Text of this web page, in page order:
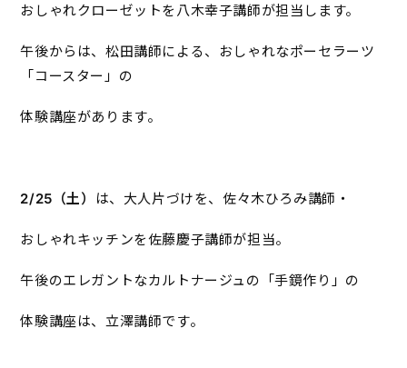
おしゃれクローゼットを八木幸子講師が担当します。
午後からは、松田講師による、おしゃれなポーセラーツ
「コースター」の
体験講座があります。
2/25 （土） は、大人片づけを、佐々木ひろみ講師・
おしゃれキッチンを佐藤慶子講師が担当。
午後のエレガントなカルトナージュの「手鏡作り」の
体験講座は、立澤講師です。